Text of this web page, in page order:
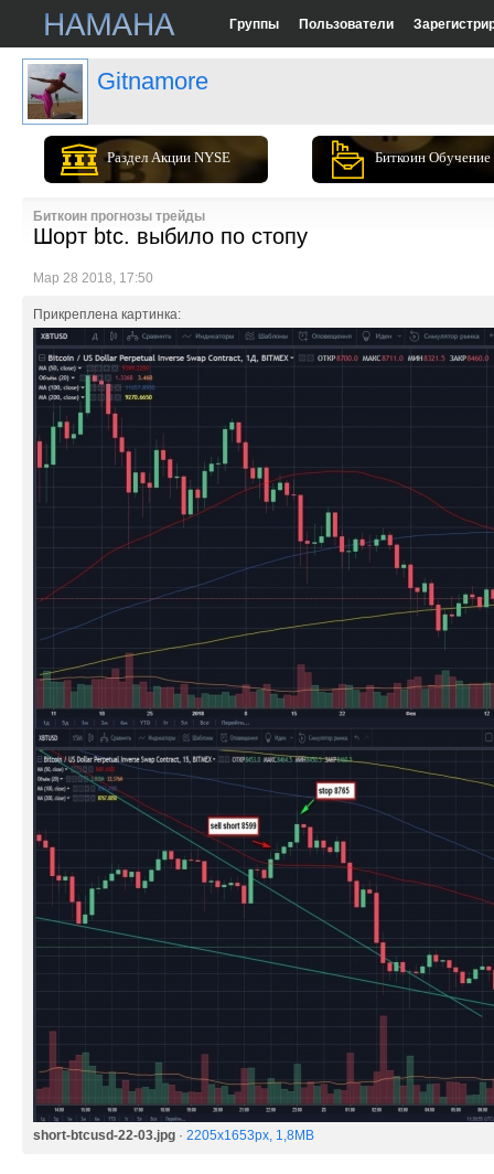
Группы Пользователи
Gitnamore
Раздел Акции NYSE Биткоин Обучение
Биткоин прогнозы трейды
Шорт btc. выбило по стопу
Мар 28 2018, 17:50
Прикреплена картинка:
short-btcusd-22-03.jpg · 2205x1653px, 1,8MB